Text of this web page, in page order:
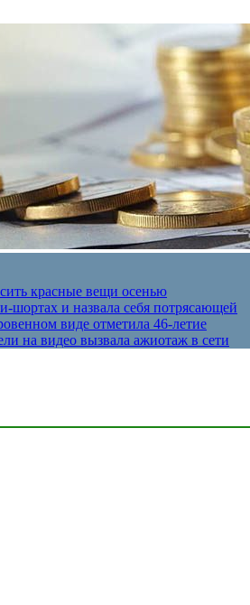
красные вещи осенью
шортах и назвала себя потрясающей
виде отметила 46-летие
на видео вызвала ажиотаж в сети